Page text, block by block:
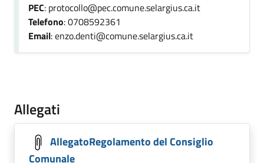
PEC: protocollo@pec.comune.selargius.ca.it
Telefono: 0708592361
Email: enzo.denti@comune.selargius.ca.it
Allegati
AllegatoRegolamento del Consiglio
Comunale